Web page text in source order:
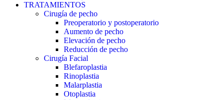
TRATAMIENTOS
Cirugía de pecho
Preoperatorio y postoperatorio
Aumento de pecho
Elevación de pecho
Reducción de pecho
Cirugía Facial
Blefaroplastia
Rinoplastia
Malarplastia
Otoplastia